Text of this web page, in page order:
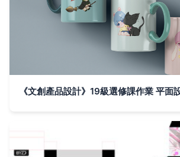
《文創產品設計》19級選修課作業 平面